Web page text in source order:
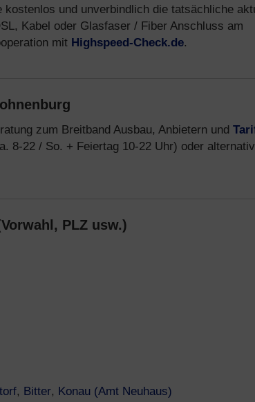
kostenlos und unverbindlich die tatsächliche
Kabel oder Glasfaser / Fiber Anschluss am
mit Highspeed-Check.de.
zum Breitband Ausbau, Anbietern und
8-22 / So. + Feiertag 10-22 Uhr) oder alternativ
PLZ usw.)
, Bitter, Konau (Amt Neuhaus)